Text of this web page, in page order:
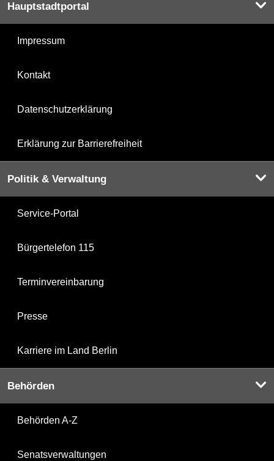
Hauptstadtportal
Impressum
Kontakt
Datenschutzerklärung
Erklärung zur Barrierefreiheit
Politik & Verwaltung
Service-Portal
Bürgertelefon 115
Terminvereinbarung
Presse
Karriere im Land Berlin
Behörden
Behörden A-Z
Senatsverwaltungen